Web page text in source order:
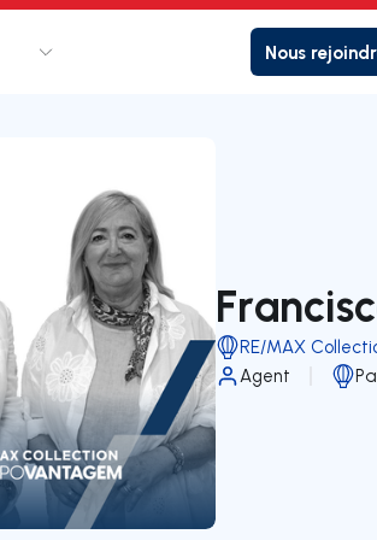
Nous
RE/MAX
Agent